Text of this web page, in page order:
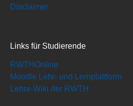
Disclaimer
Links für Studierende
RWTHOnline
Moodle Lehr- und Lernplattform
Lehre-Wiki der RWTH